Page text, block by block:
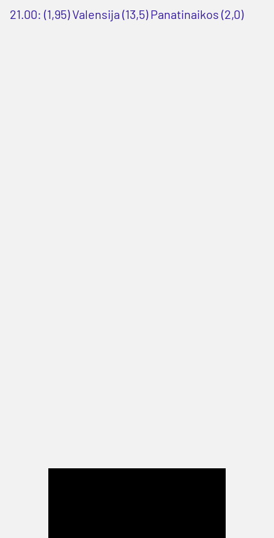
21.00: (1,95) Valensija (13,5) Panatinaikos (2,0)